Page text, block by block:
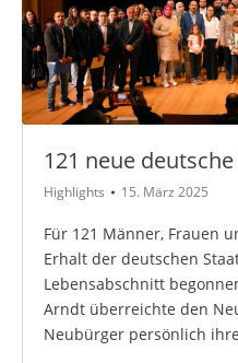
121 neue
Highlights 15. März 2025
Für 121 Männer, Frauen
Erhalt der deutschen
Lebensabschnitt
Arndt überreichte den
Neubürger persönlich